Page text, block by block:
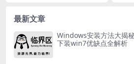
最新文章
Windows安装方法大揭
下装win7优缺点全解析